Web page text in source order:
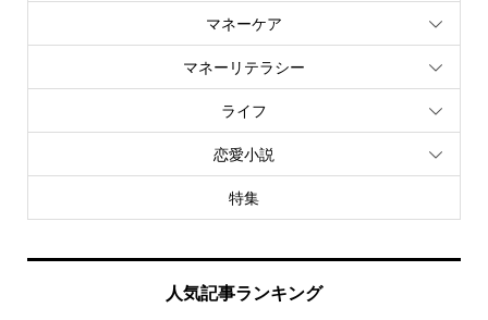
マネーケア
マネーリテラシー
ライフ
恋愛小説
特集
人気記事ランキング